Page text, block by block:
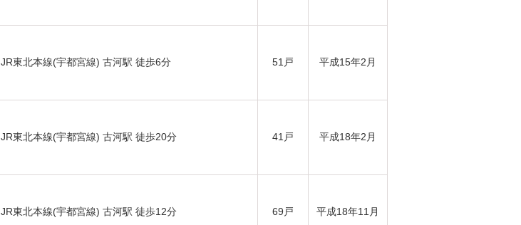
JR東北本線(宇都宮線) 古河駅 徒歩6分 51戸 平成15年2月
JR東北本線(宇都宮線) 古河駅 徒歩20分 41戸 平成18年2月
JR東北本線(宇都宮線) 古河駅 徒歩12分 69戸 平成18年11月